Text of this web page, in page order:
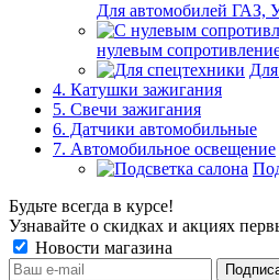
Для автомобилей ГАЗ,
нулевым
4. Катушки зажигания
5. Свечи зажигания
6. Датчики автомобильные
7. Автомобильное освещение
Будьте всегда в курсе!
Узнавайте о скидках и акциях
Новости магазина